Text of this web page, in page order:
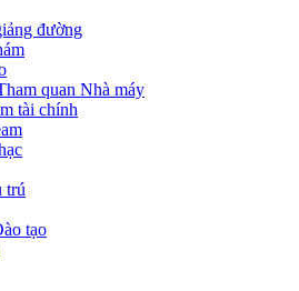
đường
quan Nhà máy
tài chính
trú
tạo